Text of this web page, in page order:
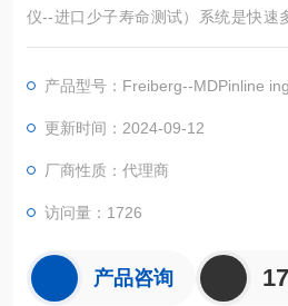
仪--进口少子寿命测试）系统是快速
量工具。它是专为高通量工
有的图谱（寿命，光电导率
进行测量。
产品型号：Freiberg--MDPinline
更新时间：2024-09-12
厂商性质：代理商
访问量：1726
产品咨询